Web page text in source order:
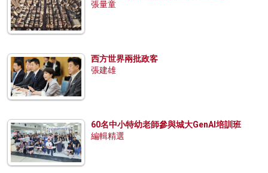
張量童
西方世界兩批政客
張建雄
60名中小特幼老師參與城大GenAI培訓班
編輯精選